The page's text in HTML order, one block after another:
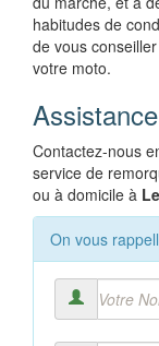
habitudes de
de vous
votre moto.
Contactez-nous
service de
ou à domicile à
On vous